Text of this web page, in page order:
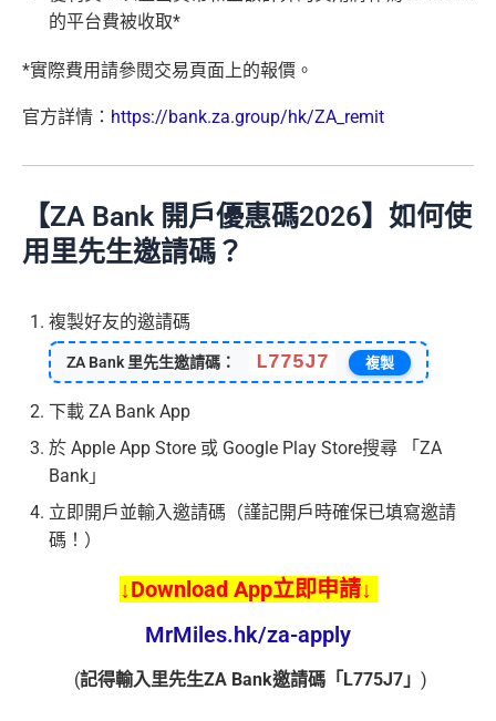
的平台費被收取*
*實際費用請參閱交易頁面上的報價。
官方詳情： https://bank.za.group/hk/ZA_remit
【ZA Bank 開戶優惠碼2026】如何使
用里先生邀請碼？
複製好友的邀請碼
ZA Bank 里先生邀請碼： L775J7 複製
下載 ZA Bank App
於 Apple App Store 或 Google Play Store搜尋 「ZA
Bank」
立即開戶並輸入邀請碼（謹記開戶時確保已填寫邀請
碼！）
↓Download App立即申請↓
MrMiles.hk/za-apply
(記得輸入里先生ZA Bank邀請碼「L775J7」 )